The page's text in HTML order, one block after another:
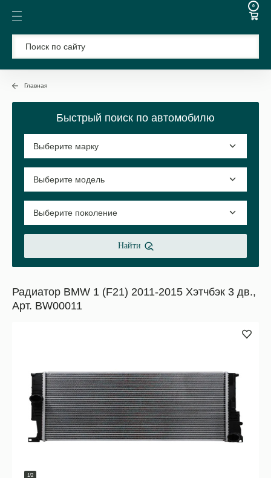
0
Главная
Быстрый поиск по автомобилю
Найти
Радиатор BMW 1 (F21) 2011-2015 Хэтчбэк 3 дв.,
Арт. BW00011
1/2